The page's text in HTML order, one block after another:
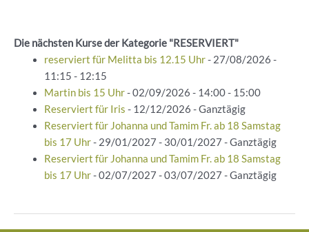
Die nächsten Kurse der Kategorie "RESERVIERT"
reserviert für Melitta bis 12.15 Uhr- 27/08/2026 -
11:15 - 12:15
Martin bis 15 Uhr- 02/09/2026 - 14:00 - 15:00
Reserviert für Iris - 12/12/2026 - Ganztägig
Reserviert für Johanna und Tamim Fr. ab 18 Samstag
bis 17 Uhr- 29/01/2027 - 30/01/2027 - Ganztägig
Reserviert für Johanna und Tamim Fr. ab 18 Samstag
bis 17 Uhr- 02/07/2027 - 03/07/2027 - Ganztägig